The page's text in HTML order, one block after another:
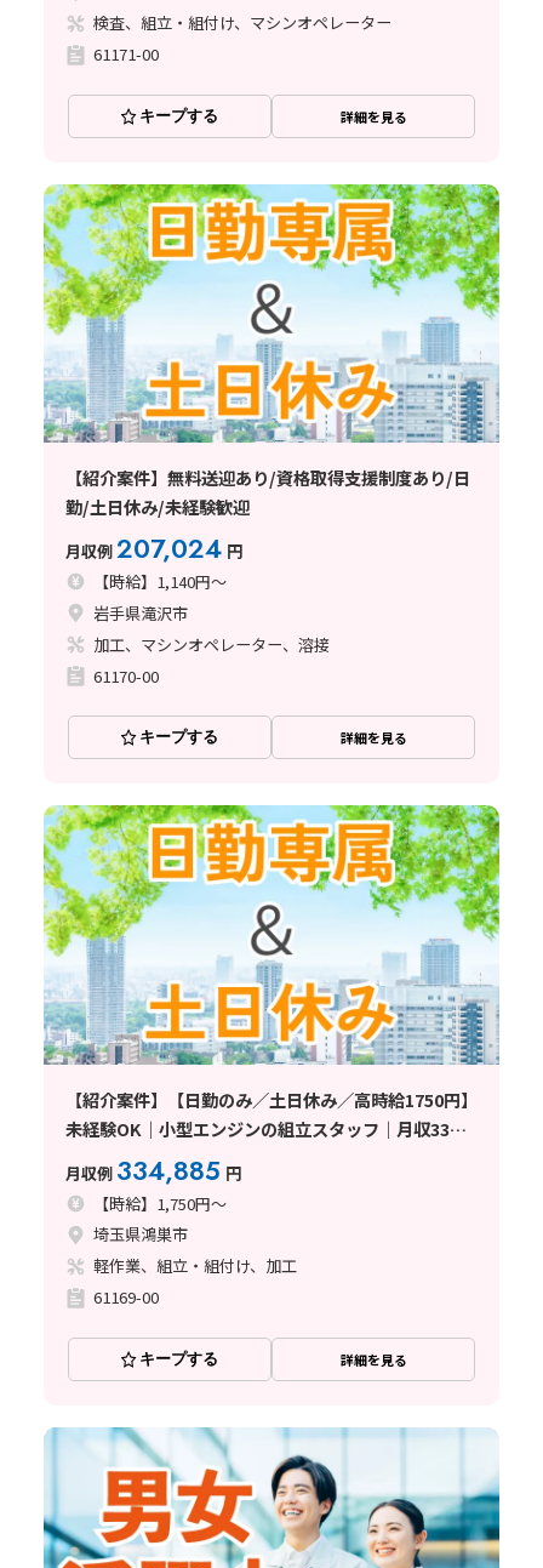
検査、組立・組付け、マシンオペレーター
61171-00
キープする 詳細を見る
【紹介案件】無料送迎あり/資格取得支援制度あり/日
勤/土日休み/未経験歓迎
月収例207,024 円
【時給】1,140円～
岩手県滝沢市
加工、マシンオペレーター、溶接
61170-00
キープする 詳細を見る
【紹介案件】【日勤のみ／土日休み／高時給1750円】
未経験OK｜小型エンジンの組立スタッフ｜月収33万
円以上可｜マイカー通勤OK〈埼玉県鴻巣市〉
月収例 334,885 円
【時給】1,750円～
埼玉県鴻巣市
軽作業、組立・組付け、加工
61169-00
キープする 詳細を見る